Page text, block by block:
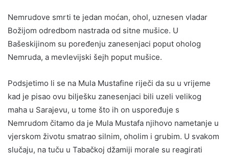
Nemrudove smrti te jedan moćan, ohol, uznesen vladar
Božijom odredbom nastrada od sitne mušice. U
Bašeskijinom su poređenju zanesenjaci poput oholog
Nemruda, a mevlevijski šejh poput mušice.
Podsjetimo li se na Mula Mustafine riječi da su u vrijeme
kad je pisao ovu bilješku zanesenjaci bili uzeli velikog
maha u Sarajevu, u tome što ih on uspoređuje s
Nemrudom čitamo da je Mula Mustafa njihovo nametanje u
vjerskom životu smatrao silnim, oholim i grubim. U svakom
slučaju, na tuču u Tabačkoj džamiji morale su reagirati